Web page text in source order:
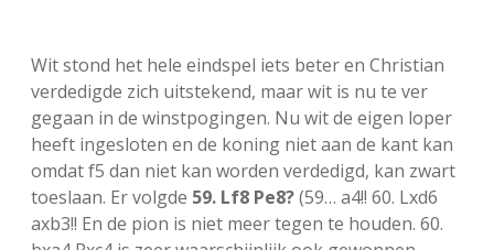
Wit stond het hele eindspel iets beter en Christian
verdedigde zich uitstekend, maar wit is nu te ver
gegaan in de winstpogingen. Nu wit de eigen loper
heeft ingesloten en de koning niet aan de kant kan
omdat f5 dan niet kan worden verdedigd, kan zwart
toeslaan. Er volgde 59. Lf8 Pe8?(59… a4!! 60. Lxd6
axb3!! En de pion is niet meer tegen te houden. 60.